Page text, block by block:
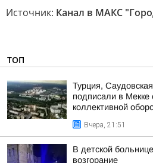
Источник: Канал в МАКС
ТОП
Турция,
подписали в Мекке
коллективной
Вчера, 21:51
В детской
возгорание